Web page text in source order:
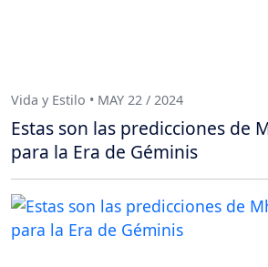
Vida y Estilo • MAY 22 / 2024
Estas son las predicciones de
para la Era de Géminis